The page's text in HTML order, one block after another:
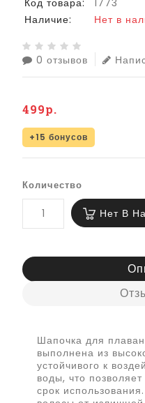
Код товара:
1773
Наличие:
Нет в
0 отзывов
499р.
+15 бонусов
Количество
Нет В
Шапочка для
выполнена из
устойчивого к
воды, что
срок